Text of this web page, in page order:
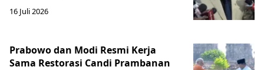
16 Juli 2026
Prabowo dan Modi Resmi Kerja
Sama Restorasi Candi Prambanan